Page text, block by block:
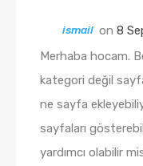
ismail on 8
Merhaba hocam.
kategori değil
ne sayfa
sayfaları
yardımcı olabilir